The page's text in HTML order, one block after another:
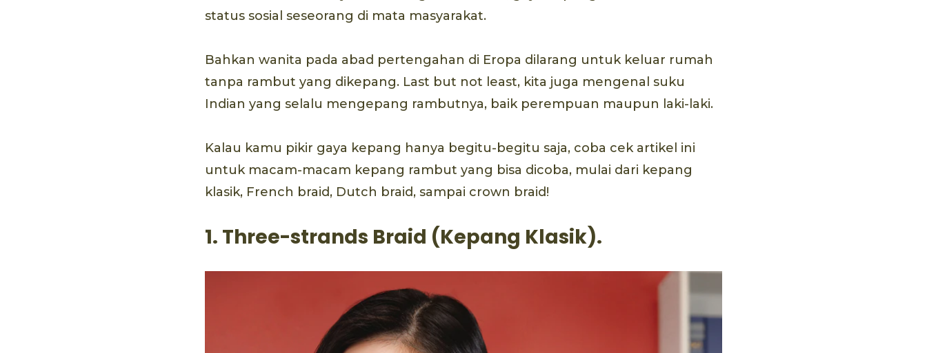
status sosial seseorang di mata masyarakat.
Bahkan wanita pada abad pertengahan di Eropa dilarang untuk keluar rumah
tanpa rambut yang dikepang. Last but not least, kita juga mengenal suku
Indian yang selalu mengepang rambutnya, baik perempuan maupun laki-laki.
Kalau kamu pikir gaya kepang hanya begitu-begitu saja, coba cek artikel ini
untuk macam-macam kepang rambut yang bisa dicoba, mulai dari kepang
klasik, French braid, Dutch braid, sampai crown braid!
1. Three-strands Braid (Kepang Klasik).